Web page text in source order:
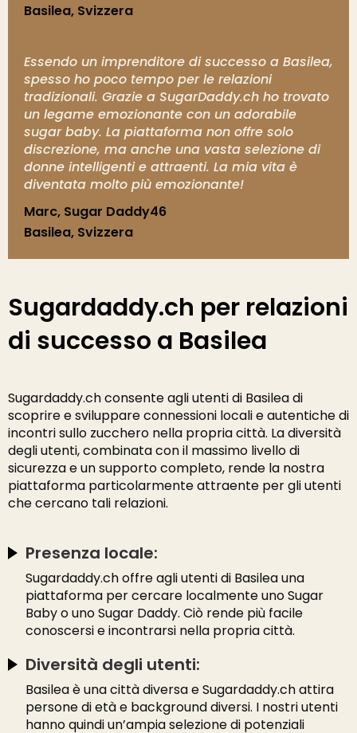
Basilea, Svizzera
Essendo un imprenditore di successo a Basilea,
spesso ho poco tempo per le relazioni
tradizionali. Grazie a SugarDaddy.ch ho trovato
un legame emozionante con un adorabile
sugar baby. La piattaforma non offre solo
discrezione, ma anche una vasta selezione di
donne intelligenti e attraenti. La mia vita è
diventata molto più emozionante!
Marc, Sugar Daddy46
Basilea, Svizzera
Sugardaddy.ch per relazioni
di successo a Basilea
Sugardaddy.ch consente agli utenti di Basilea di
scoprire e sviluppare connessioni locali e autentiche di
incontri sullo zucchero nella propria città. La diversità
degli utenti, combinata con il massimo livello di
sicurezza e un supporto completo, rende la nostra
piattaforma particolarmente attraente per gli utenti
che cercano tali relazioni.
Presenza locale:
Sugardaddy.ch offre agli utenti di Basilea una
piattaforma per cercare localmente uno Sugar
Baby o uno Sugar Daddy. Ciò rende più facile
conoscersi e incontrarsi nella propria città.
Diversità degli utenti:
Basilea è una città diversa e Sugardaddy.ch attira
persone di età e background diversi. I nostri utenti
hanno quindi un’ampia selezione di potenziali